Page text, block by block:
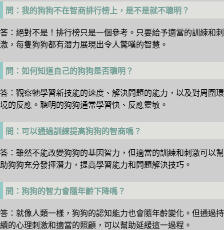
問：我的狗狗不在智商排行榜上，是不是就不聰明？
答：絕對不是！排行榜只是一個參考。只要給予適當的訓練和刺
激，每隻狗狗都有潛力展現出令人驚嘆的智慧。
問：如何知道自己的狗狗是否聰明？
答：觀察牠學習新技能的速度、解決問題的能力，以及對周圍環
境的反應。聰明的狗狗通常學習快、反應靈敏。
問：可以通過訓練提高狗狗的智商嗎？
答：雖然不能改變狗狗的基因智力，但適當的訓練和刺激可以幫
助狗狗充分發揮潛力，提高學習能力和問題解決技巧。
問：狗狗的智力會隨年齡下降嗎？
答：就像人類一樣，狗狗的認知能力也會隨年齡變化。但通過持
續的心理刺激和適當的照顧，可以幫助延緩這一過程。